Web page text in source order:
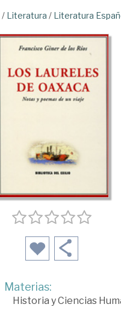
/ Literatura / Literatura
Materias:
Historia y Ciencias